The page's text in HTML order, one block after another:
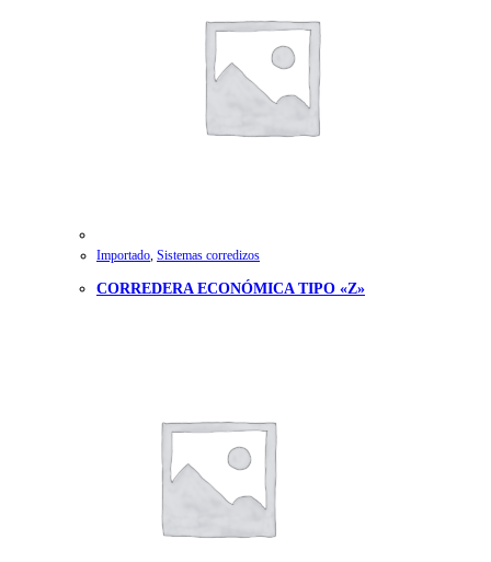
Importado, Sistemas corredizos
CORREDERA ECONÓMICA TIPO «Z»